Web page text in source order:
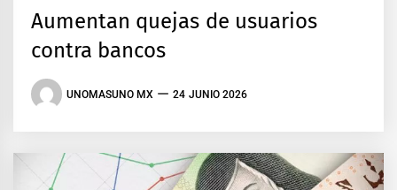
Aumentan quejas de usuarios
contra bancos
UNOMASUNO MX 24 JUNIO 2026